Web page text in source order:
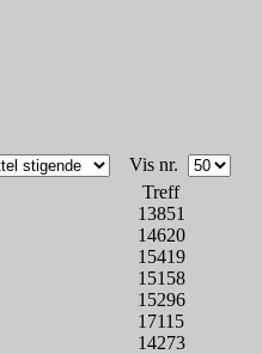
Vis nr.
Treff
13851
14620
15419
15158
15296
17115
14273